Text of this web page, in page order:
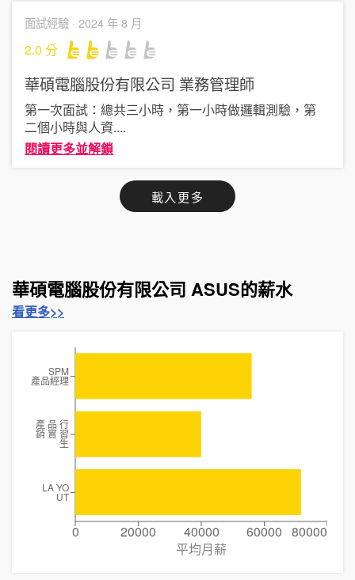
面試經驗 · 2024 年 8 月
2.0 分
華碩電腦股份有限公司 業務管理師
第一次面試：總共三小時，第一小時做邏輯測驗，第
二個小時與人資....
閱讀更多並解鎖
載入更多
華碩電腦股份有限公司 ASUS的薪水
看更多>>
0 20000 40000 60000 80000
平均月薪
SPM
產品經理
產 品 行
銷 實 習
生
LA YO
UT